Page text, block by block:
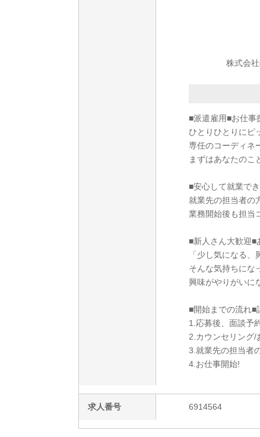
株式会
■派遣雇用■お仕
ひとりひとりにピ
専任のコーディネ
まずはあなたのこ
■安心して就業で
就業先の担当者の
業務開始後も担当
■新人さん大歓迎■
「少し気になる、
そんな気持ちにな
興味がやりがいに
■開始までの流れ■
1.応募後、面談予
2.カウンセリング/
3.就業先の担当者
4.お仕事開始!
求人番号 6914564